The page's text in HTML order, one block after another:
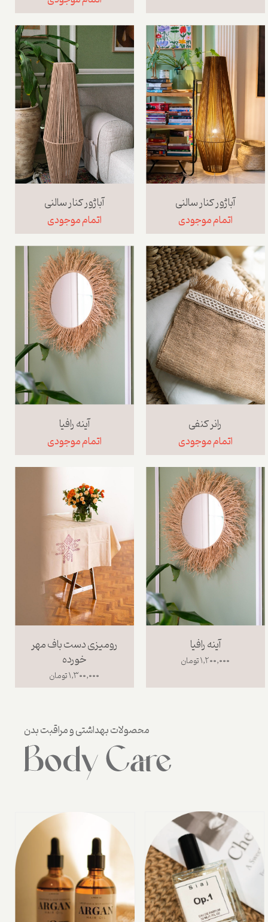
آباژور کنار سالنی
اتمام موجودی
آباژور کنار سالنی
اتمام موجودی
رانر کنفی
اتمام موجودی
آینه رافیا
اتمام موجودی
آینه رافیا
۱,۲۰۰,۰۰۰ تومان
رومیزی دست باف مهر
خورده
۱,۳۰۰,۰۰۰ تومان
محصولات بهداشتی و مراقبت بدن